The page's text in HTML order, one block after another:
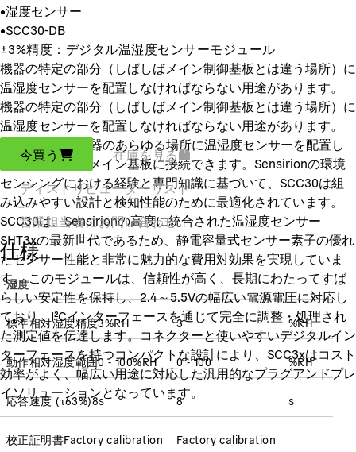
•湿度センサー
•SCC30-DB
±3%精度：デジタル温湿度センサーモジュール
機器の特定の部分（しばしばメイン制御基板とは違う場所）に
温湿度センサーを配置しなければならない用途があります。
機器の特定の部分（しばしばメイン制御基板とは違う場所）に
温湿度センサーを配置しなければならない用途があります。
SCC30なら、機器のあらゆる場所に温湿度センサーを配置し
て、ケーブルでメイン基板に接続できます。Sensirionの環境
センシングにおける経験と専門知識に基づいて、SCC30は組
み込みやすい設計と検知性能のために最適化されています。
SCC30は、Sensirionの高度に統合された温湿度センサー
SHT3xの最新世代であるため、静電容量式センサー素子の優れ
たセンサー性能と非常に魅力的な費用対効果を実現していま
す。 このモジュールは、信頼性が高く、長期にわたってすば
らしい安定性を保持し、2.4～5.5Vの幅広い電源電圧に対応し
ており、I²Cインターフェースを通じて完全に調整・処理され
た測定値を伝達します。コネクターと使いやすいデジタルイン
ターフェースを持つコンパクトな設計により、SCC3xはコスト
効率がよく、幅広い用途に対応した汎用的なプラグアンドプレ
イソリューションとなっています。
今買う 在庫を見る
ディストリビューターリスト
営業担当者にお問い合わせ
仕様
湿度
標準相対湿度精度3%RH 3 %RH
動作相対湿度範囲0 - 100%RH 0 - 100 %RH
応答速度 (τ63%)8s 8 s
校正証明書Factory calibration Factory calibration